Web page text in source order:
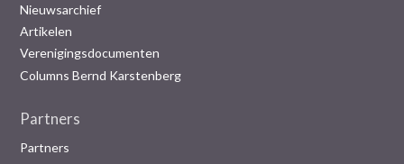
Nieuwsarchief
Artikelen
Verenigingsdocumenten
Columns Bernd Karstenberg
Partners
Partners